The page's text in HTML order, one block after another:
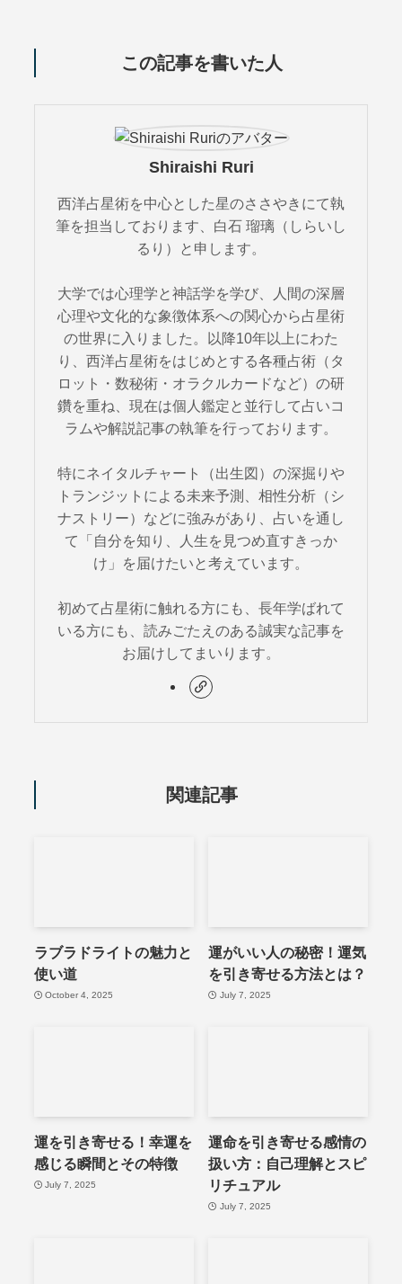
この記事を書いた人
Shiraishi Ruri
西洋占星術を中心とした星のささやきにて執
筆を担当しております、白石 瑠璃（しらいし
るり）と申します。
大学では心理学と神話学を学び、人間の深層
心理や文化的な象徴体系への関心から占星術
の世界に入りました。以降10年以上にわた
り、西洋占星術をはじめとする各種占術（タ
ロット・数秘術・オラクルカードなど）の研
鑽を重ね、現在は個人鑑定と並行して占いコ
ラムや解説記事の執筆を行っております。
特にネイタルチャート（出生図）の深掘りや
トランジットによる未来予測、相性分析（シ
ナストリー）などに強みがあり、占いを通し
て「自分を知り、人生を見つめ直すきっか
け」を届けたいと考えています。
初めて占星術に触れる方にも、長年学ばれて
いる方にも、読みごたえのある誠実な記事を
お届けしてまいります。
関連記事
ラブラドライトの魅力と
使い道
October 4, 2025
運がいい人の秘密！運気
を引き寄せる方法とは？
July 7, 2025
運を引き寄せる！幸運を
感じる瞬間とその特徴
July 7, 2025
運命を引き寄せる感情の
扱い方：自己理解とスピ
リチュアル
July 7, 2025